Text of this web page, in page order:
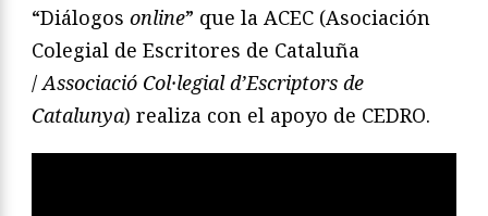
“Diálogos online” que la ACEC (Asociación
Colegial de Escritores de Cataluña
/Associació Col·legial d’Escriptors de
Catalunya) realiza con el apoyo de CEDRO.